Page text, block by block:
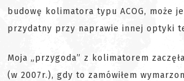
budowę kolimatora typu ACOG, może
przydatny przy naprawie innej optyki
Moja „przygoda” z kolimatorem
(w 2007r.), gdy to zamówiłem